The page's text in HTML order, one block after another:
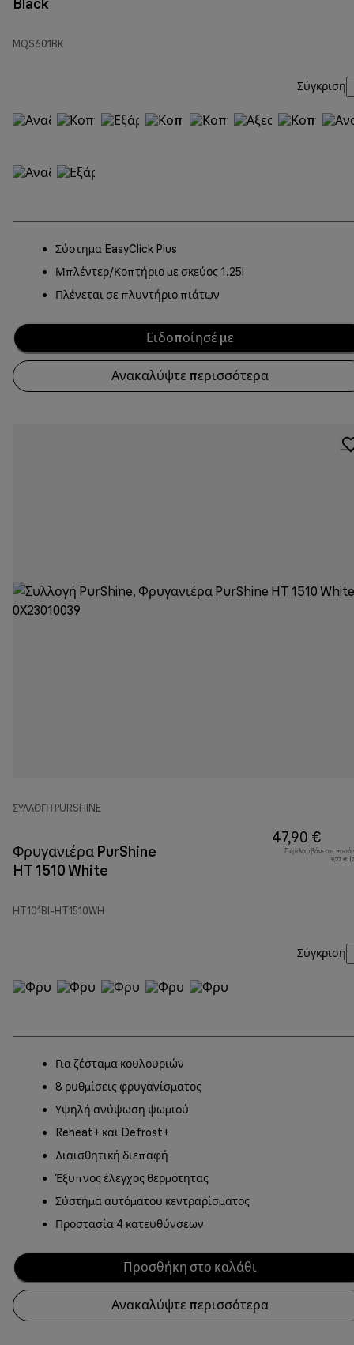
MQS601BK
Σύγκριση
Σύστημα EasyClick Plus
Μπλέντερ/Κοπτήριο με σκεύος 1.25l
Πλένεται σε πλυντήριο πιάτων
Ειδοποίησέ με
Ανακαλύψτε περισσότερα
ΣΥΛΛΟΓΉ PURSHINE
Φρυγανιέρα PurShine
HT 1510 White
HT101BI-HT1510WH
47,90 €
Περιλαμβάνεται
9,27 €
Σύγκριση
Για ζέσταμα κουλουριών
8 ρυθμίσεις φρυγανίσματος
Υψηλή ανύψωση ψωμιού
Reheat+ και Defrost+
Διαισθητική διεπαφή
Έξυπνος έλεγχος θερμότητας
Σύστημα αυτόματου κεντραρίσματος
Προστασία 4 κατευθύνσεων
Προσθήκη στο καλάθι
Ανακαλύψτε περισσότερα